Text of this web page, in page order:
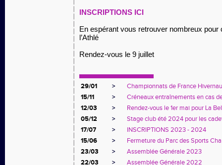
INSCRIPTIONS ICI
En espérant vous retrouver nombreux pour
l’Athlé
Rendez-vous le 9 juillet
29/01 >
Championnats de France
15/11
>
Créneaux entraînements en cas
12/03
>
Rendez-vous le 1er mai pour La
05/12
>
Stage club été 2024 pour les
17/07
>
INSCRIPTIONS 2023 - 2024
15/06
>
Fermeture du Parc des Sports
23/03
>
Assemblée Générale 2023
22/03
>
Assemblée Générale 2022